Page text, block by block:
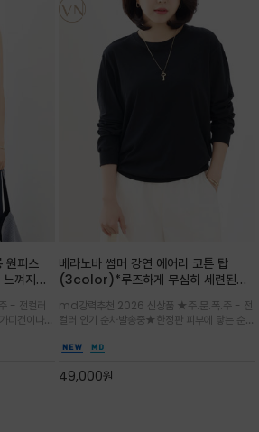
원피스
껴지는
- 전컬러
디건이나
하지 않
베라노바 썸머 강연 에어리 코튼 탑
(3color)*루즈하게 무심히 세련된핏/
품은 시원함: 우수한 통기성
md강력추천 2026 신상품 ★주.문.폭.주 - 전
컬러 인기 순차발송중★한정판 피부에 닿는 순간
한 터치감~★여름에 오히려 이런티을 입으셔야
을 즐기실수 있습니다^^
49,000원